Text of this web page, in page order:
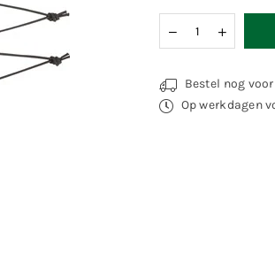
Bestel nog
Op werkdagen